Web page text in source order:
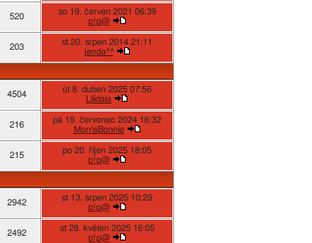
520
so 19. červen 2021 06:39
p!p@
203
st 20. srpen 2014 21:11
jenda^^
4504
út 8. duben 2025 07:56
Lilidala
216
pá 19. červenec 2024 16:32
MorrisBonnie
215
po 20. říjen 2025 18:05
p!p@
2942
st 13. srpen 2025 10:29
p!p@
2492
st 28. květen 2025 16:05
p!p@